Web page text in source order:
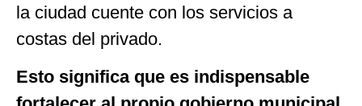
la ciudad cuente con los servicios a
costas del privado.
Esto significa que es indispensable